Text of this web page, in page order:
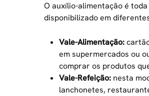
O auxílio-alimentação é
disponibilizado em
Vale-Alimentação:
em supermercados ou
comprar os produtos
Vale-Refeição: nesta
lanchonetes,